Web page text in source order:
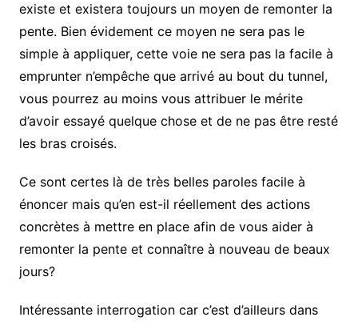
existe et existera toujours un moyen de remonter la
pente. Bien évidement ce moyen ne sera pas le
simple à appliquer, cette voie ne sera pas la facile à
emprunter n’empêche que arrivé au bout du tunnel,
vous pourrez au moins vous attribuer le mérite
d’avoir essayé quelque chose et de ne pas être resté
les bras croisés.
Ce sont certes là de très belles paroles facile à
énoncer mais qu’en est-il réellement des actions
concrètes à mettre en place afin de vous aider à
remonter la pente et connaître à nouveau de beaux
jours?
Intéressante interrogation car c’est d’ailleurs dans